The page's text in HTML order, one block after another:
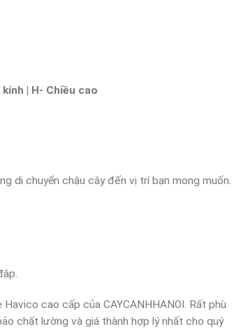
kính | H- Chiều cao
di chuyển chậu cây đến vị trí bạn mong muốn.
cao cấp của CAYCANHHANOI. Rất phù
chất lường và giá thành hợp lý nhất cho quý